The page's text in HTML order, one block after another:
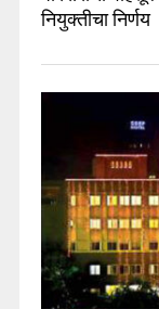
नियुक्तीचा निर्णय